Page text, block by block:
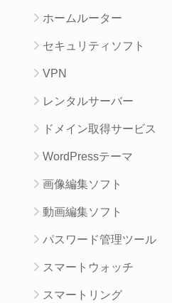
ホームルーター
セキュリティソフト
VPN
レンタルサーバー
ドメイン取得サービス
WordPressテーマ
画像編集ソフト
動画編集ソフト
パスワード管理ツール
スマートウォッチ
スマートリング